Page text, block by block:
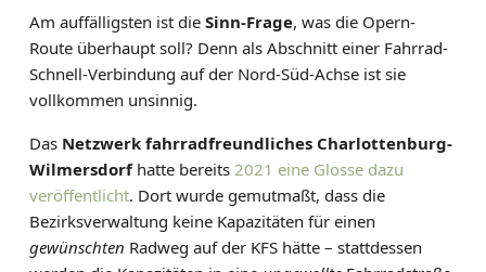
Am auffälligsten ist die Sinn-Frage, was die Opern-
Route überhaupt soll? Denn als Abschnitt einer Fahrrad-
Schnell-Verbindung auf der Nord-Süd-Achse ist sie
vollkommen unsinnig.
Das Netzwerk fahrradfreundliches Charlottenburg-
Wilmersdorfhatte bereits 2021 eine Glosse dazu
veröffentlicht. Dort wurde gemutmaßt, dass die
Bezirksverwaltung keine Kapazitäten für einen
gewünschten Radweg auf der KFS hätte – stattdessen